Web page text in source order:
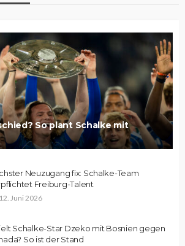
So plant Schalke mit
Neuzugang fix: Schalke-Team
Freiburg-Talent
12. Juni 2026
Schalke-Star Dzeko mit Bosnien gegen
So ist der Stand